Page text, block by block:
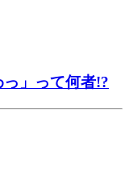
っ」って何者!?